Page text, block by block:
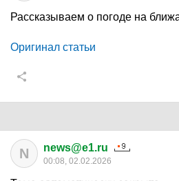
Рассказываем о погоде на
Оригинал статьи
N news@e1.ru
00:08, 02.02.2026